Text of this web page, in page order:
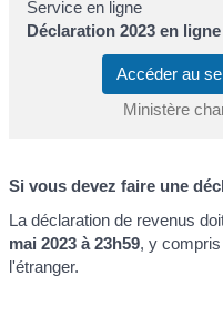
Service en ligne
Déclaration 2023 en
Accéder au
Ministère
Si vous devez faire une
La déclaration de revenus
mai 2023 à 23h59, y
l'étranger.